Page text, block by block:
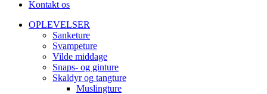
Kontakt os
OPLEVELSER
Sanketure
Svampeture
Vilde middage
Snaps- og ginture
Skaldyr og tangture
Muslingture